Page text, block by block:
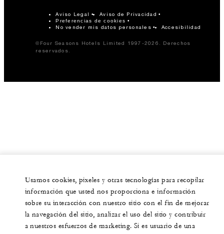
Aviso Legal Aviso de Privacidad
Preferencias de cookies
No vender mis datos personales Accesibilidad
©Four Seasons Hotels Limited 1997-2026. Derechos
reservados.
Usamos cookies, pixeles y otras tecnologías para recopilar
información que usted nos proporciona e información
sobre su interacción con nuestro sitio con el fin de mejorar
la navegación del sitio, analizar el uso del sitio y contribuir
a nuestros esfuerzos de marketing. Si es usuario de una